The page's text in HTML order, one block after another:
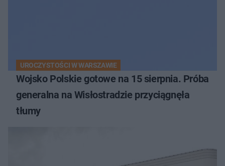
UROCZYSTOŚCI W WARSZAWIE
Wojsko Polskie gotowe na 15 sierpnia. Próba
generalna na Wisłostradzie przyciągnęła
tłumy